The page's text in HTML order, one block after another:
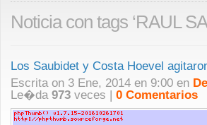
Noticia con tags ‘RAUL
Los Saubidet y Costa Hoevel
Escrita on 3 Ene, 2014 en 9:00 en
Le�da 973 veces | 0 Comentarios